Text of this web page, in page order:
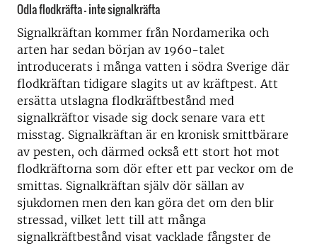
Odla flodkräfta – inte signalkräfta
Signalkräftan kommer från Nordamerika och
arten har sedan början av 1960-talet
introducerats i många vatten i södra Sverige där
flodkräftan tidigare slagits ut av kräftpest. Att
ersätta utslagna flodkräftbestånd med
signalkräftor visade sig dock senare vara ett
misstag. Signalkräftan är en kronisk smittbärare
av pesten, och därmed också ett stort hot mot
flodkräftorna som dör efter ett par veckor om de
smittas. Signalkräftan själv dör sällan av
sjukdomen men den kan göra det om den blir
stressad, vilket lett till att många
signalkräftbestånd visat vacklade fångster de